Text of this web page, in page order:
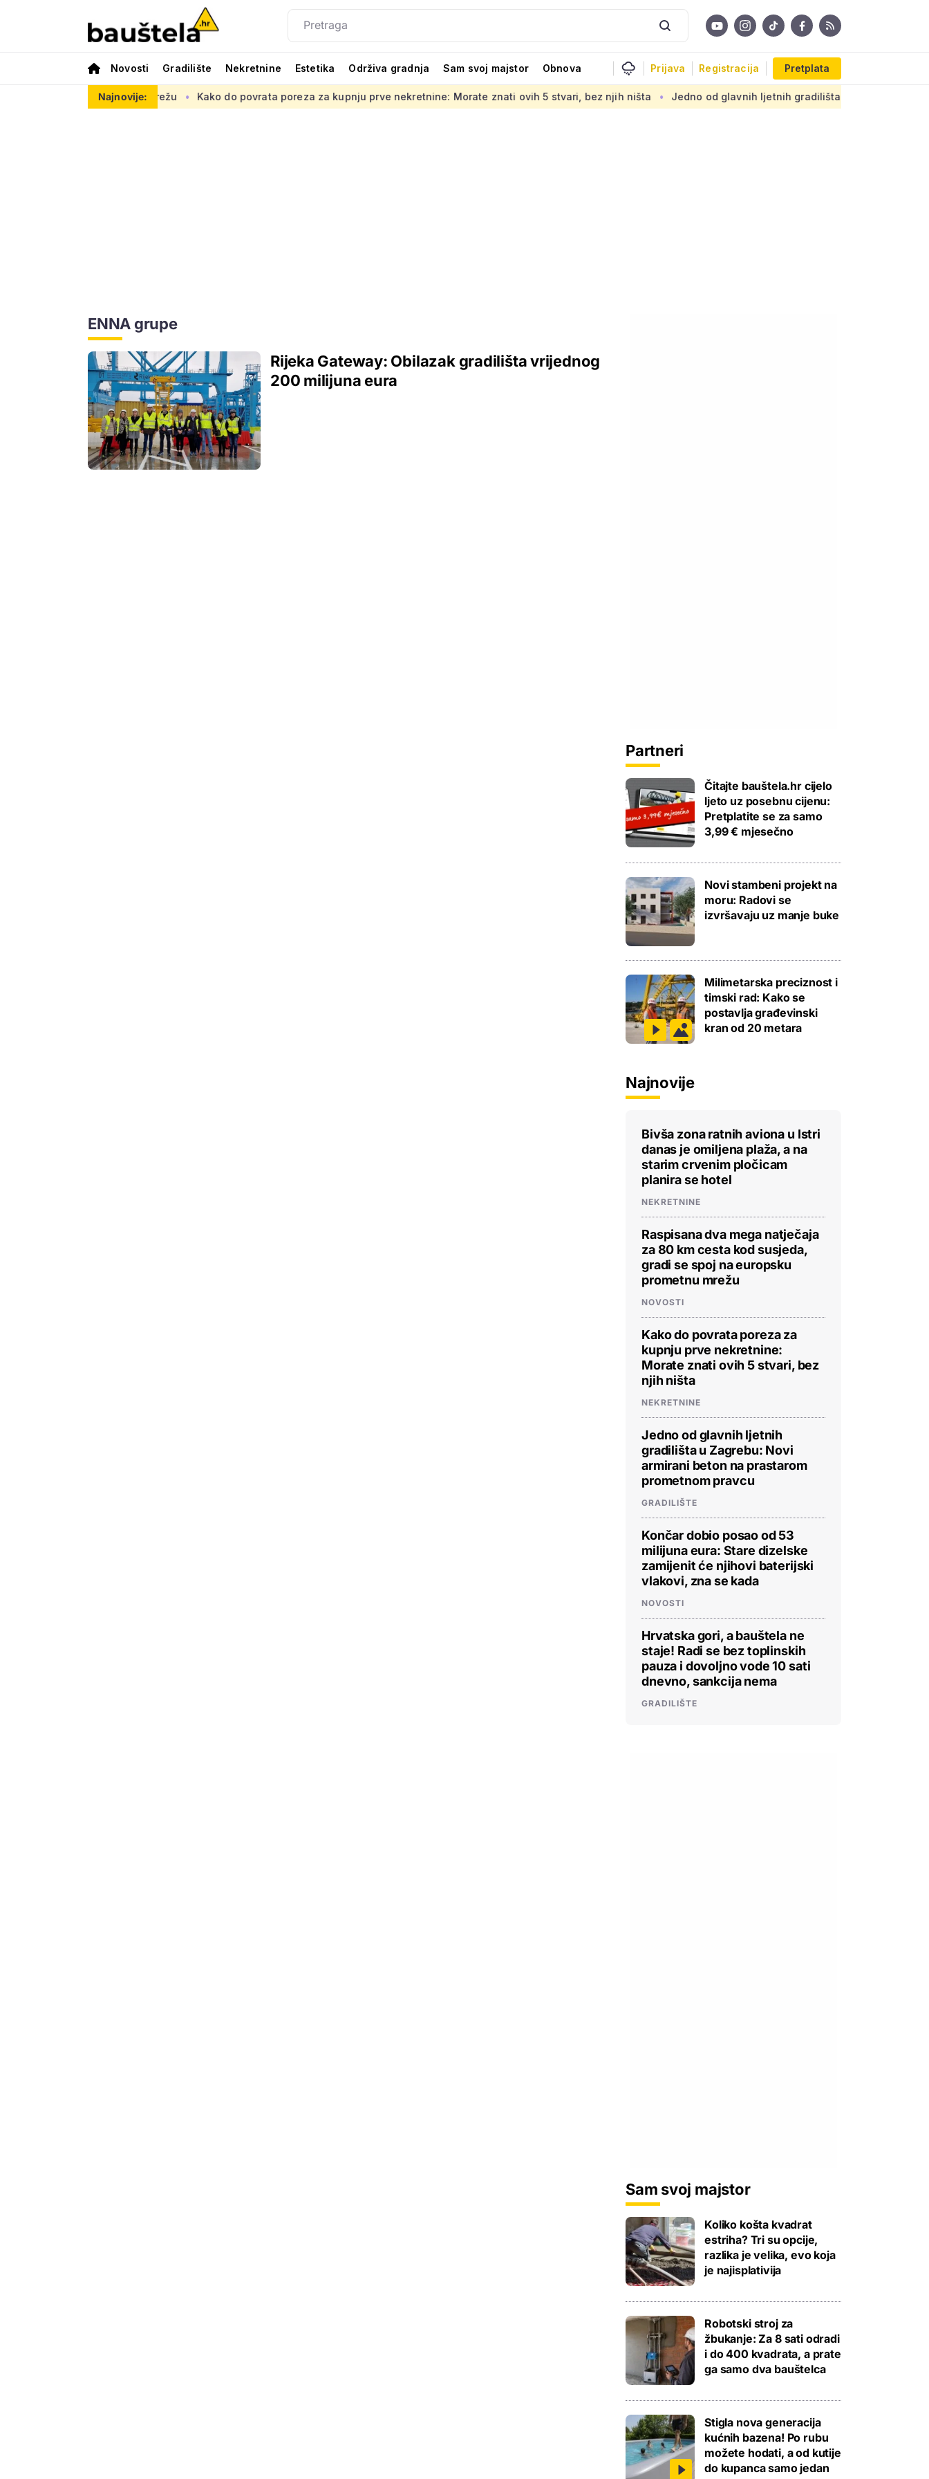
Novosti Gradilište Nekretnine Estetika Održiva gradnja Sam svoj majstor Obnova Prijava Registracija Pretplata
Najnovije:
prometnu mrežu Kako do povrata poreza za kupnju prve nekretnine: Morate znati ovih 5 stvari, bez njih ništa Jedno od glavnih ljetnih gradilišta u Zagrebu: Novi armirani
ENNA grupe
Rijeka Gateway: Obilazak gradilišta vrijednog
200 milijuna eura
Partneri
Čitajte bauštela.hr cijelo
ljeto uz posebnu cijenu:
Pretplatite se za samo
3,99 € mjesečno
Novi stambeni projekt na
moru: Radovi se
izvršavaju uz manje buke
Milimetarska preciznost i
timski rad: Kako se
postavlja građevinski
kran od 20 metara
Najnovije
Bivša zona ratnih aviona u Istri
danas je omiljena plaža, a na
starim crvenim pločicam
planira se hotel
NEKRETNINE
Raspisana dva mega natječaja
za 80 km cesta kod susjeda,
gradi se spoj na europsku
prometnu mrežu
NOVOSTI
Kako do povrata poreza za
kupnju prve nekretnine:
Morate znati ovih 5 stvari, bez
njih ništa
NEKRETNINE
Jedno od glavnih ljetnih
gradilišta u Zagrebu: Novi
armirani beton na prastarom
prometnom pravcu
GRADILIŠTE
Končar dobio posao od 53
milijuna eura: Stare dizelske
zamijenit će njihovi baterijski
vlakovi, zna se kada
NOVOSTI
Hrvatska gori, a bauštela ne
staje! Radi se bez toplinskih
pauza i dovoljno vode 10 sati
dnevno, sankcija nema
GRADILIŠTE
Sam svoj majstor
Koliko košta kvadrat
estriha? Tri su opcije,
razlika je velika, evo koja
je najisplativija
Robotski stroj za
žbukanje: Za 8 sati odradi
i do 400 kvadrata, a prate
ga samo dva bauštelca
Stigla nova generacija
kućnih bazena! Po rubu
možete hodati, a od kutije
do kupanca samo jedan